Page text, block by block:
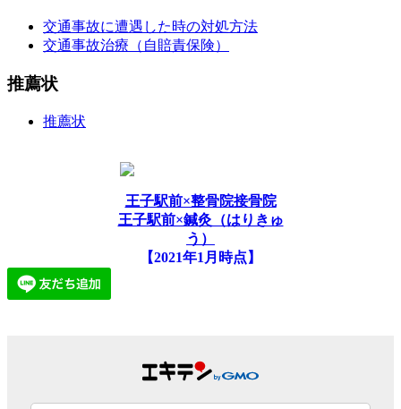
交通事故に遭遇した時の対処方法
交通事故治療（自賠責保険）
推薦状
推薦状
王子駅前×整骨院接骨院
王子駅前×鍼灸（はりきゅ
う）
【2021年1月時点】